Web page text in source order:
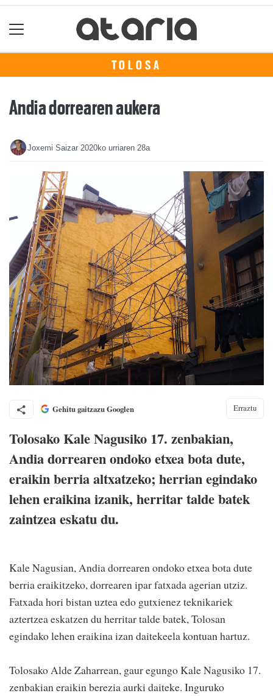
TOLOSA
Andia dorrearen aukera
Joxemi Saizar 2020ko urriaren 28a
Gehitu gaitzazu Googlen Erraztu
Tolosako Kale Nagusiko 17. zenbakian,
Andia dorrearen ondoko etxea bota dute,
eraikin berria altxatzeko; herrian egindako
lehen eraikina izanik, herritar talde batek
zaintzea eskatu du.
Kale Nagusian, Andia dorrearen ondoko etxea bota dute
berria eraikitzeko, dorrearen ipar fatxada agerian utziz.
Fatxada hori bistan uztea edo gutxienez teknikariek
aztertzea eskatzen du herritar talde batek, Tolosan
egindako lehen eraikina izan daitekeela kontuan hartuz.
Tolosako Alde Zaharrean, gaur egungo Kale Nagusiko 17.
zenbakian eraikin berezia aurki daiteke. Inguruko